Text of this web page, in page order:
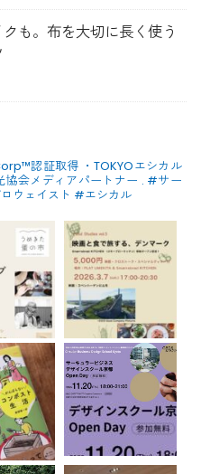
も。布を大切に長く使う
認証取得 ・TOKYOエシカル
協会メディアパートナー . #サー
ウェイスト #エシカル